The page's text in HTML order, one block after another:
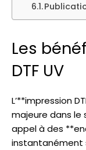
Les
DTF UV
L’**impression
majeure dans le
appel à des
instantanément